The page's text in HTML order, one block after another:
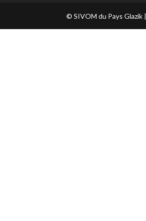
© SIVOM du Pays Glazik |